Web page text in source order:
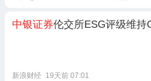
中银证券伦交所ESG评级维持
新浪财经 19天前 07:01